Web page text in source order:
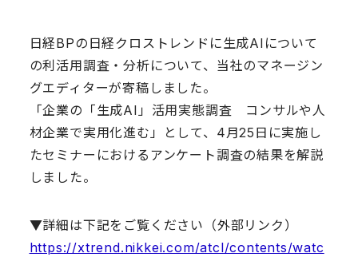
日経BPの日経クロストレンドに生成AIについて
の利活用調査・分析について、当社のマネージン
グエディターが寄稿しました。
「企業の「生成AI」活用実態調査 コンサルや人
材企業で実用化進む」として、4月25日に実施し
たセミナーにおけるアンケート調査の結果を解説
しました。
▼詳細は下記をご覧ください（外部リンク）
https://xtrend.nikkei.com/atcl/contents/watc